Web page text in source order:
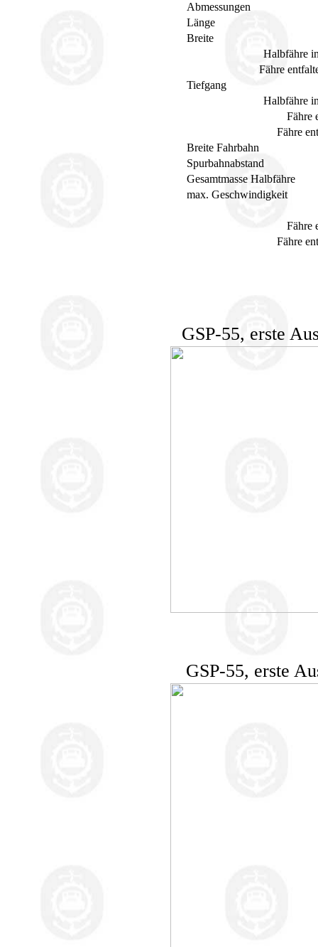
Abmessungen
Länge
Breite
Halbfähre
Fähre
Tiefgang
Halbfähre
Fähre
Fähre
Breite Fahrbahn
Spurbahnabstand
Gesamtmasse Halbfähre
max. Geschwindigkeit
Fähre
Fähre
GSP-55, erste
GSP-55, erste